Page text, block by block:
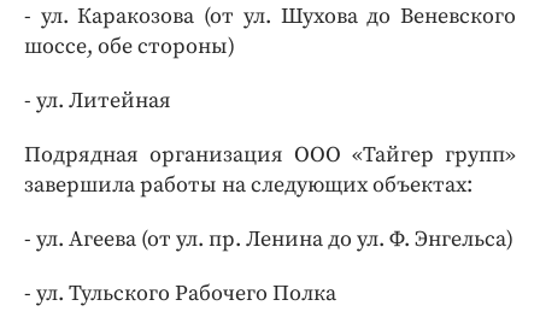
- ул. Каракозова (от ул. Шухова до Веневского
шоссе, обе стороны)
- ул. Литейная
Подрядная организация ООО «Тайгер групп»
завершила работы на следующих объектах:
- ул. Агеева (от ул. пр. Ленина до ул. Ф. Энгельса)
- ул. Тульского Рабочего Полка